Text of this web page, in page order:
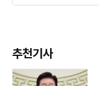
추천기사